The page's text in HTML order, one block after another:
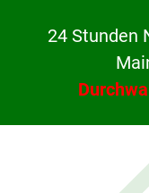
24 Stunden